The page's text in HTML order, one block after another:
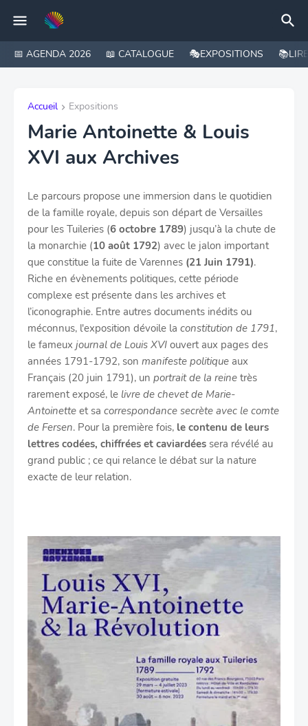
📅 AGENDA 2026 📖 CATALOGUE 🎭EXPOSITIONS 📚LIRE
Accueil Expositions
Marie Antoinette & Louis
XVI aux Archives
Le parcours propose une immersion dans le quotidien
de la famille royale, depuis son départ de Versailles
pour les Tuileries (6 octobre 1789) jusqu’à la chute de
la monarchie (10 août 1792) avec le jalon important
que constitue la fuite de Varennes (21 Juin 1791).
Riche en évènements politiques, cette période
complexe est présente dans les archives et
l’iconographie. Entre autres documents inédits ou
méconnus, l'exposition dévoile la constitution de 1791,
le fameux journal de Louis XVI ouvert aux pages des
années 1791-1792, son manifeste politique aux
Français (20 juin 1791), un portrait de la reine très
rarement exposé, le livre de chevet de Marie-
Antoinette et sa correspondance secrète avec le comte
de Fersen. Pour la première fois, le contenu de leurs
lettres codées, chiffrées et caviardées sera révélé au
grand public ; ce qui relance le débat sur la nature
exacte de leur relation.